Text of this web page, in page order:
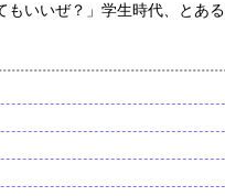
いいぜ？」学生時代、とあ